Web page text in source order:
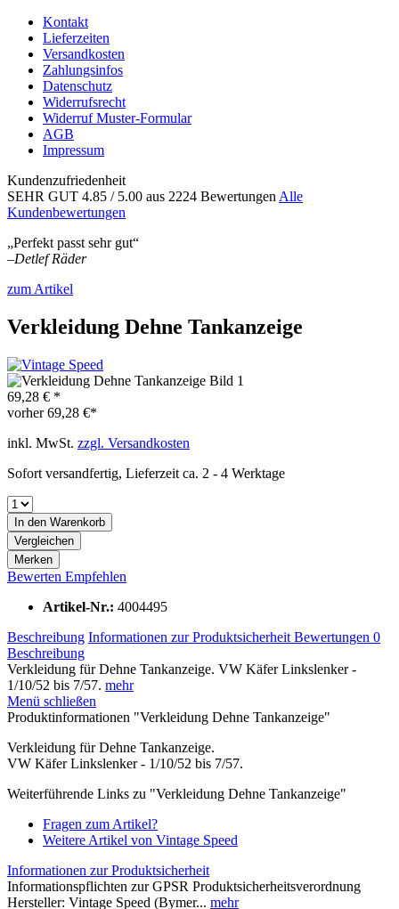
Kontakt
Lieferzeiten
Versandkosten
Zahlungsinfos
Datenschutz
Widerrufsrecht
Widerruf Muster-Formular
AGB
Impressum
Kundenzufriedenheit
SEHR GUT 4.85 / 5.00 aus 2224 Bewertungen Alle
Kundenbewertungen
„Perfekt passt sehr gut“
–Detlef Räder
zum Artikel
Verkleidung Dehne Tankanzeige
69,28 € *
vorher69,28 €*
inkl. MwSt. zzgl. Versandkosten
Sofort versandfertig, Lieferzeit ca. 2 - 4 Werktage
In den Warenkorb
Vergleichen
Merken
Bewerten Empfehlen
Artikel-Nr.: 4004495
Beschreibung Informationen zur Produktsicherheit Bewertungen 0
Beschreibung
Verkleidung für Dehne Tankanzeige. VW Käfer Linkslenker -
1/10/52 bis 7/57. mehr
Menü schließen
Produktinformationen "Verkleidung Dehne Tankanzeige"
Verkleidung für Dehne Tankanzeige.
VW Käfer Linkslenker - 1/10/52 bis 7/57.
Weiterführende Links zu "Verkleidung Dehne Tankanzeige"
Fragen zum Artikel?
Weitere Artikel von Vintage Speed
Informationen zur Produktsicherheit
Informationspflichten zur GPSR Produktsicherheitsverordnung
Hersteller: Vintage Speed (Bymer... mehr